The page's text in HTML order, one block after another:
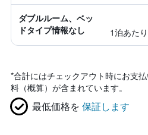
ダブルルーム、ベッ
ドタイプ情報なし
1泊あた
*合計にはチェックアウト時にお支
料（概算）が含まれています。
最低価格を 保証します